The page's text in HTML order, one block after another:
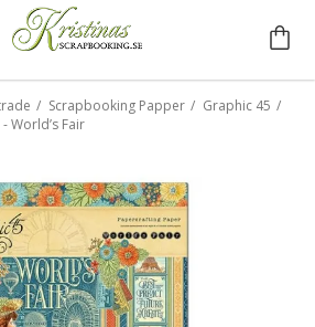
/ Scrapbooking Papper / Graphic 45 /
World’s Fair